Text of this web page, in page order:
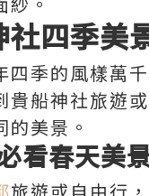
社四季美
四季的風樣萬
貴船神社旅遊
的美景。
看春天美